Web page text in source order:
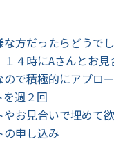
方だったらどうで
１４時にAさんとお見
ので積極的にアプロ
週２回
やお見合いで埋めて
の申し込み